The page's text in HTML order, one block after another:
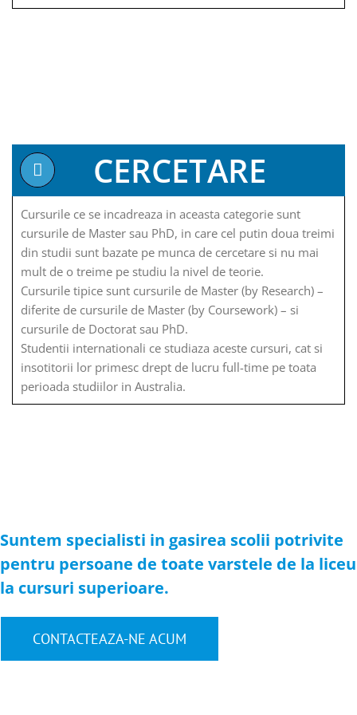
CERCETARE
Cursurile ce se incadreaza in aceasta categorie sunt
cursurile de Master sau PhD, in care cel putin doua treimi
din studii sunt bazate pe munca de cercetare si nu mai
mult de o treime pe studiu la nivel de teorie.
Cursurile tipice sunt cursurile de Master (by Research) –
diferite de cursurile de Master (by Coursework) – si
cursurile de Doctorat sau PhD.
Studentii internationali ce studiaza aceste cursuri, cat si
insotitorii lor primesc drept de lucru full-time pe toata
perioada studiilor in Australia.
Suntem specialisti in gasirea scolii potrivite
pentru persoane de toate varstele de la liceu
la cursuri superioare.
CONTACTEAZA-NE ACUM